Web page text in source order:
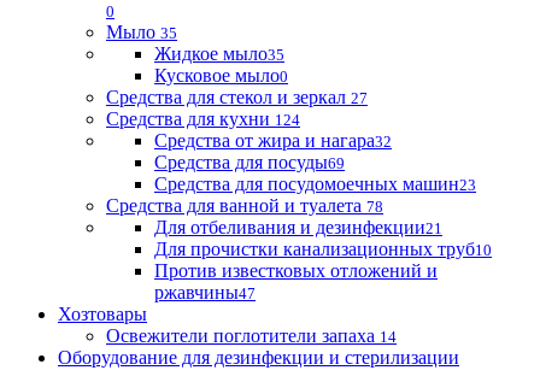
0
Мыло 35
Жидкое мыло35
Кусковое мыло0
Средства для стекол и зеркал 27
Средства для кухни 124
Средства от жира и нагара32
Средства для посуды69
Средства для посудомоечных машин23
Средства для ванной и туалета 78
Для отбеливания и дезинфекции21
Для прочистки канализационных труб10
Против известковых отложений и
ржавчины47
Хозтовары
Освежители поглотители запаха 14
Оборудование для дезинфекции и стерилизации